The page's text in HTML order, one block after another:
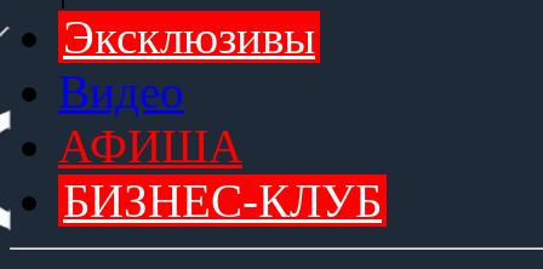
Эксклюзивы
Видео
АФИША
БИЗНЕС-КЛУБ